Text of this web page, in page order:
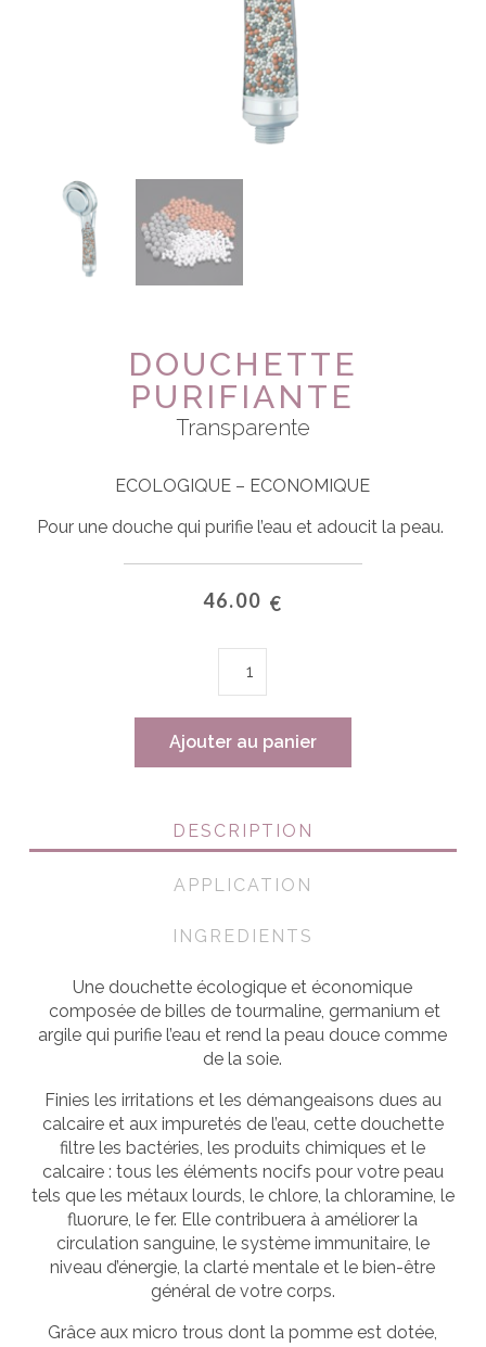
DOUCHETTE
PURIFIANTE
Transparente
ECOLOGIQUE – ECONOMIQUE
Pour une douche qui purifie l’eau et adoucit la peau.
46.00 €
Ajouter au panier
DESCRIPTION
APPLICATION
INGREDIENTS
Une douchette écologique et économique
composée de billes de tourmaline, germanium et
argile qui purifie l’eau et rend la peau douce comme
de la soie.
Finies les irritations et les démangeaisons dues au
calcaire et aux impuretés de l’eau, cette douchette
filtre les bactéries, les produits chimiques et le
calcaire : tous les éléments nocifs pour votre peau
tels que les métaux lourds, le chlore, la chloramine, le
fluorure, le fer. Elle contribuera à améliorer la
circulation sanguine, le système immunitaire, le
niveau d’énergie, la clarté mentale et le bien-être
général de votre corps.
Grâce aux micro trous dont la pomme est dotée,